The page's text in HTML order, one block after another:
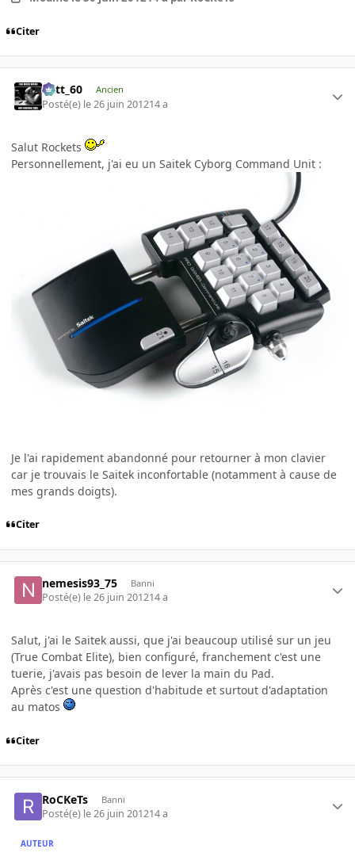
Citer
Batt_60 Ancien
Posté(e) le 26 juin 201214 a
Salut Rockets
Personnellement, j'ai eu un Saitek Cyborg Command Unit :
Je l'ai rapidement abandonné pour retourner à mon clavier
car je trouvais le Saitek inconfortable (notamment à cause de
mes grands doigts).
Citer
nemesis93_75 Banni
Posté(e) le 26 juin 201214 a
Salut, j'ai le Saitek aussi, que j'ai beaucoup utilisé sur un jeu
(True Combat Elite), bien configuré, franchement c'est une
tuerie, j'avais pas besoin de lever la main du Pad.
Après c'est une question d'habitude et surtout d'adaptation
au matos
Citer
RoCKeTs Banni
Posté(e) le 26 juin 201214 a
AUTEUR